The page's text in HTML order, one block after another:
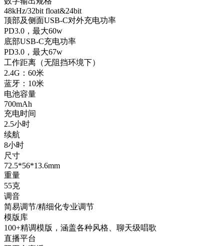
48kHz/32bit float&24bit
顶部及侧面USB-C对外充电功率
PD3.0，最大60w
底部USB-C充电功率
PD3.0，最大67w
工作距离（无阻挡环境下）
2.4G：60米
蓝牙：10米
电池容量
700mAh
充电时间
2.5小时
续航
8小时
尺寸
72.5*56*13.6mm
重量
55克
调音
简易调节/精细化专业调节
模版库
100+精调模版，涵盖各种风格、聊天级唱歌
直播平台